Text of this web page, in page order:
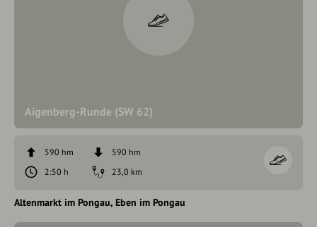
Aigenberg-Runde (SW 62)
590 hm
590 hm
2:50 h
23,0 km
Altenmarkt im Pongau Eben im Pongau